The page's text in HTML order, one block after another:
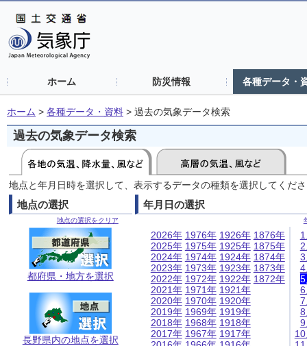
ホーム 防災情報 各種データ・
ホーム > 各種データ・資料 > 過去の気象データ検索
過去の気象データ検索
地点と年月日時を選択して、表示するデータの種類を選択してくだ
地点の選択
地点の選択をクリア
都府県・地方を選択
長野県内の地点を選択
年月日の選択
2026年
2025年
2024年
2023年
2022年
2021年
2020年
2019年
2018年
2017年
1976年
1975年
1974年
1973年
1972年
1971年
1970年
1969年
1968年
1967年
1926年
1925年
1924年
1923年
1922年
1921年
1920年
1919年
1918年
1917年
1876年
1875年
1874年
1873年
1872年